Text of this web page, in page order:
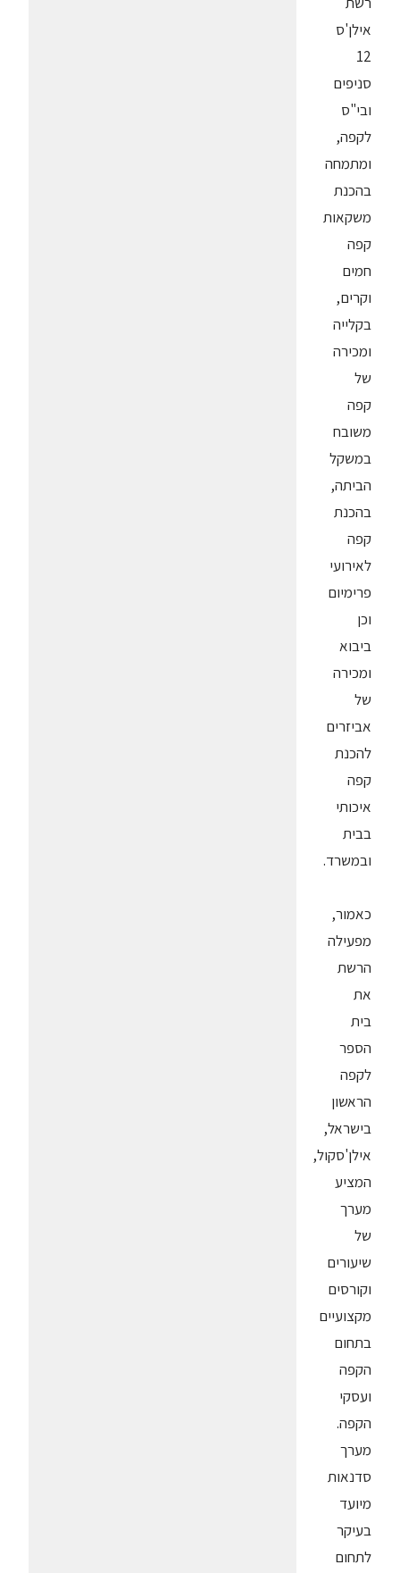
אילן'ס
12
סניפים
ובי"ס
לקפה,
ומתמחה
בהכנת
משקאות
קפה
חמים
וקרים,
בקלייה
ומכירה
של
קפה
משובח
במשקל
הביתה,
בהכנת
קפה
לאירועי
פרימיום
וכן
ביבוא
ומכירה
של
אביזרים
להכנת
קפה
איכותי
בבית
ובמשרד.
כאמור,
מפעילה
הרשת
את
בית
הספר
לקפה
הראשון
בישראל,
אילן'סקול,
המציע
מערך
של
שיעורים
וקורסים
מקצועיים
בתחום
הקפה
ועסקי
הקפה.
מערך
סדנאות
מיועד
בעיקר
לתחום